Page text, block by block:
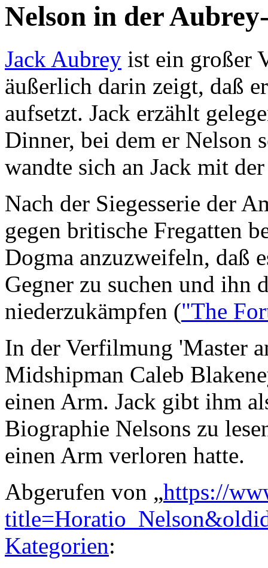
Nelson in der
Jack Aubrey ist ein großer
äußerlich darin zeigt, daß
aufsetzt. Jack erzählt
Dinner, bei dem er Nelson
wandte sich an Jack mit
Nach der Siegesserie der
gegen britische Fregatten
Dogma anzuzweifeln, daß
Gegner zu suchen und ihn
niederzukämpfen ("The
In der Verfilmung 'Master
Midshipman Caleb
einen Arm. Jack gibt ihm
Biographie Nelsons zu
einen Arm verloren hatte.
Abgerufen von „https://
Kategorien: